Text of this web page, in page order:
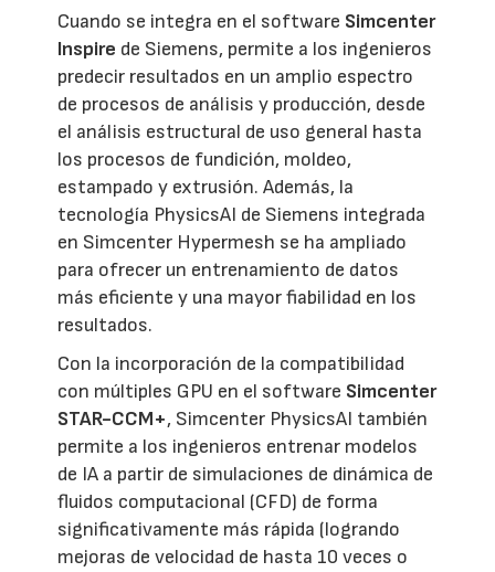
Cuando se integra en el software Simcenter
Inspire de Siemens, permite a los ingenieros
predecir resultados en un amplio espectro
de procesos de análisis y producción, desde
el análisis estructural de uso general hasta
los procesos de fundición, moldeo,
estampado y extrusión. Además, la
tecnología PhysicsAI de Siemens integrada
en Simcenter Hypermesh se ha ampliado
para ofrecer un entrenamiento de datos
más eficiente y una mayor fiabilidad en los
resultados.
Con la incorporación de la compatibilidad
con múltiples GPU en el software Simcenter
STAR-CCM+, Simcenter PhysicsAI también
permite a los ingenieros entrenar modelos
de IA a partir de simulaciones de dinámica de
fluidos computacional (CFD) de forma
significativamente más rápida (logrando
mejoras de velocidad de hasta 10 veces o